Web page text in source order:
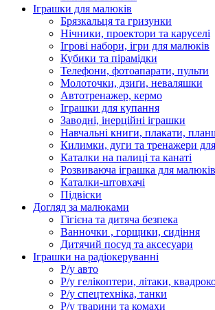
Іграшки для малюків
Брязкальця та гризунки
Нічники, проектори та каруселі
Ігрові набори, ігри для малюків
Кубики та пірамідки
Телефони, фотоапарати, пульти
Молоточки, дзиґи, неваляшки
Автотренажер, кермо
Іграшки для купання
Заводні, інерційні іграшки
Навчальні книги, плакати,
Килимки, дуги та тренажери
Каталки на палиці та канаті
Розвиваюча іграшка для малюків
Каталки-штовхачі
Підвіски
Догляд за малюками
Гігієна та дитяча безпека
Ванночки , горщики, сидіння
Дитячий посуд та аксесуари
Іграшки на радіокеруванні
Р/у авто
Р/у гелікоптери, літаки,
Р/у спецтехніка, танки
Р/у тварини та комахи